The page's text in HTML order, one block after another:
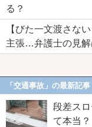
る？
【びた一文渡さな
主張…弁護士の見解
「交通事故」の最新記事
段差ス
て本当